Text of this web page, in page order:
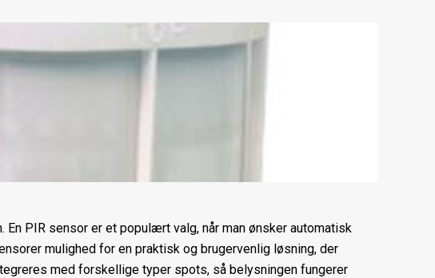
PIR sensor er et populært valg, når man ønsker automatisk
mulighed for en praktisk og brugervenlig løsning, der
med forskellige typer spots, så belysningen fungerer